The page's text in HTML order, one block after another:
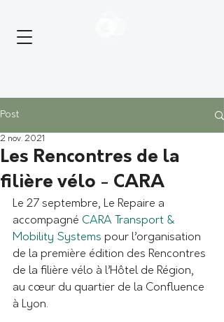
Post
Les Rencontres de la
filière vélo - CARA
2 nov. 2021
Le 27 septembre, Le Repaire a
accompagné CARA Transport &
Mobility Systems pour l’organisation
de la première édition des Rencontres
de la filière vélo à l’Hôtel de Région,
au cœur du quartier de la Confluence
à Lyon.